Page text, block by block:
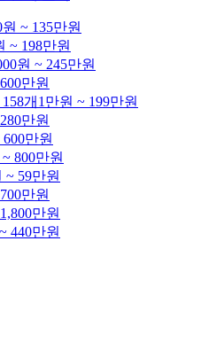
원 ~ 135만원
~ 198만원
원 ~ 245만원
만원
개 1만원 ~ 199만원
만원
만원
800만원
~ 59만원
만원
만원
440만원